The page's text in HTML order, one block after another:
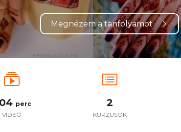
Megnézem a tanfolyamot
perc
VIDEÓ
2
KURZUSOK